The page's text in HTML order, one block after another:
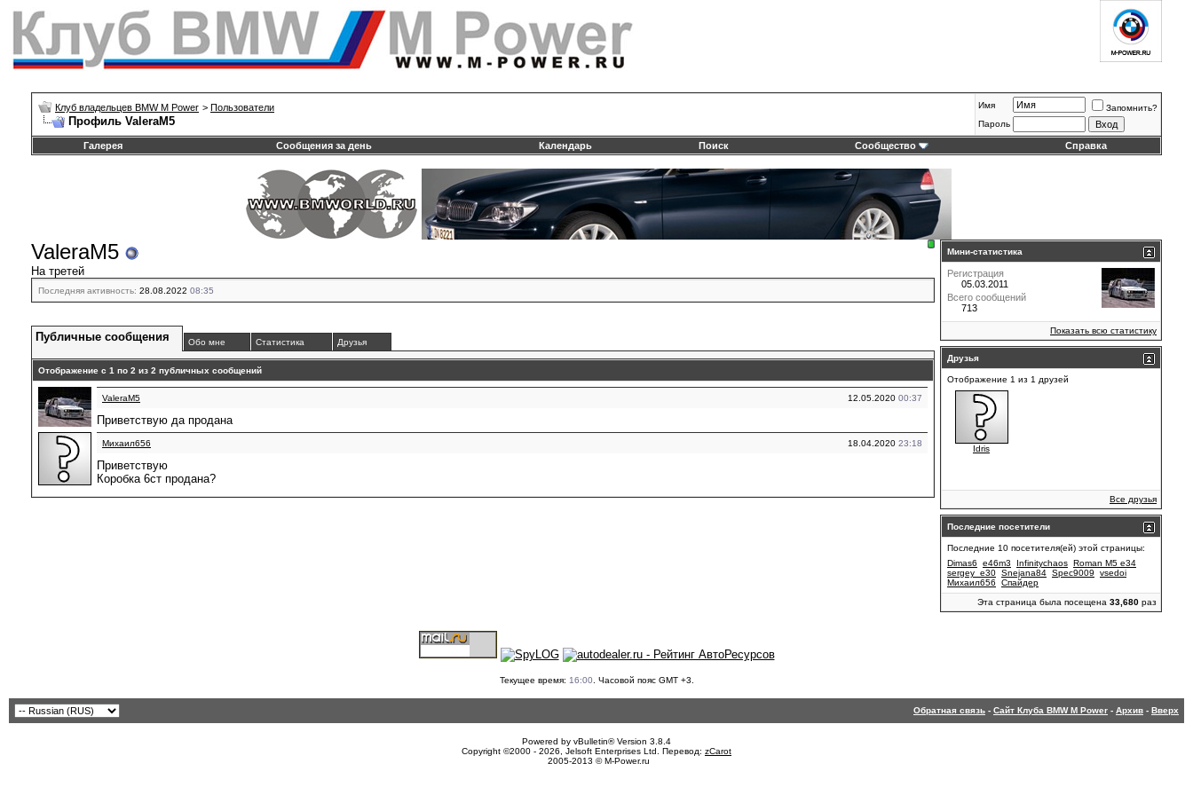
Клуб владельцев BMW M Power > Пользователи
Профиль ValeraM5
Имя
Запомнить?
Пароль
Галерея Сообщения за день Календарь Поиск Сообщество Справка
ValeraM5
На третей
Последняя активность: 28.08.2022 08:35
Публичные сообщения Обо мне Статистика Друзья
Отображение с 1 по 2 из 2 публичных сообщений
12.05.2020 00:37
ValeraM5
Приветствую да продана
18.04.2020 23:18
Михаил656
Приветствую
Коробка 6ст продана?
Мини-статистика
Регистрация
05.03.2011
Всего сообщений
713
Показать всю статистику
Друзья
Отображение 1 из 1 друзей
Idris
Все друзья
Последние посетители
Последние 10 посетителя(ей) этой страницы:
Dimas6
e46m3 Infinitychaos Roman M5 e34
sergey_e30 Snejana84 Spec9009
vsedoi
Михаил656
Спайдер
Эта страница была посещена 33,680 раз
Текущее время: 16:00 . Часовой пояс GMT +3.
Обратная связь - Сайт Клуба BMW M Power - Архив - Вверх
Powered by vBulletin® Version 3.8.4
Copyright ©2000 - 2026, Jelsoft Enterprises Ltd. Перевод: zCarot
2005-2013 © M-Power.ru